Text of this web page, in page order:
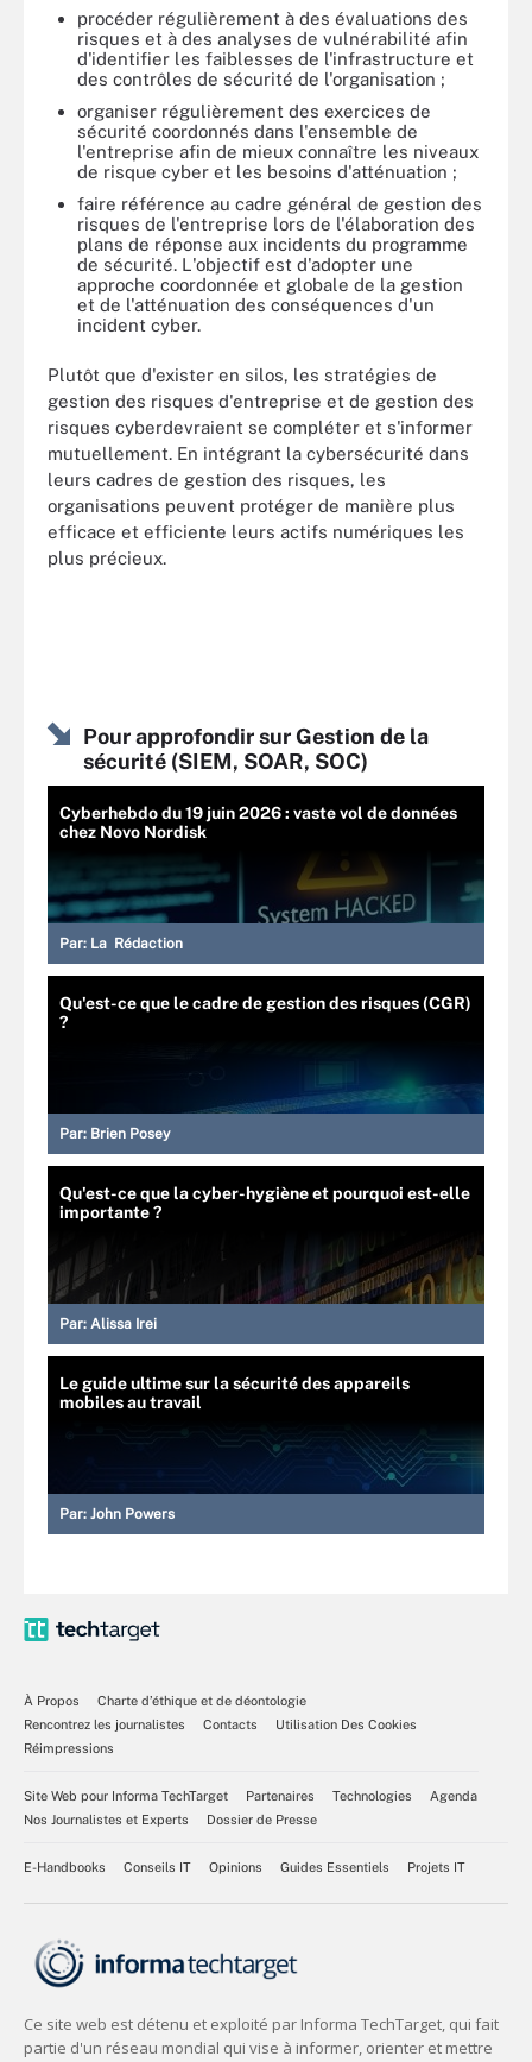
procéder régulièrement à des évaluations des
risques et à des analyses de vulnérabilité afin
d'identifier les faiblesses de l'infrastructure et
des contrôles de sécurité de l'organisation ;
organiser régulièrement des exercices de
sécurité coordonnés dans l'ensemble de
l'entreprise afin de mieux connaître les niveaux
de risque cyber et les besoins d'atténuation ;
faire référence au cadre général de gestion des
risques de l'entreprise lors de l'élaboration des
plans de réponse aux incidents du programme
de sécurité. L'objectif est d'adopter une
approche coordonnée et globale de la gestion
et de l'atténuation des conséquences d'un
incident cyber.
Plutôt que d'exister en silos, les stratégies de
gestion des risques d'entreprise et de gestion des
risques cyberdevraient se compléter et s'informer
mutuellement. En intégrant la cybersécurité dans
leurs cadres de gestion des risques, les
organisations peuvent protéger de manière plus
efficace et efficiente leurs actifs numériques les
plus précieux.
Pour approfondir sur Gestion de la
sécurité (SIEM, SOAR, SOC)
Cyberhebdo du 19 juin 2026 : vaste vol de données
chez Novo Nordisk
Par: La Rédaction
Qu'est-ce que le cadre de gestion des risques (CGR)
?
Par: Brien Posey
Qu'est-ce que la cyber-hygiène et pourquoi est-elle
importante ?
Par: Alissa Irei
Le guide ultime sur la sécurité des appareils
mobiles au travail
Par: John Powers
À Propos
Charte d’éthique et de déontologie
Rencontrez les journalistes
Contacts
Utilisation Des Cookies
Réimpressions
Site Web pour Informa TechTarget Partenaires Technologies
Agenda
Nos Journalistes et Experts
Dossier de Presse
E-Handbooks Conseils IT Opinions Guides Essentiels Projets IT